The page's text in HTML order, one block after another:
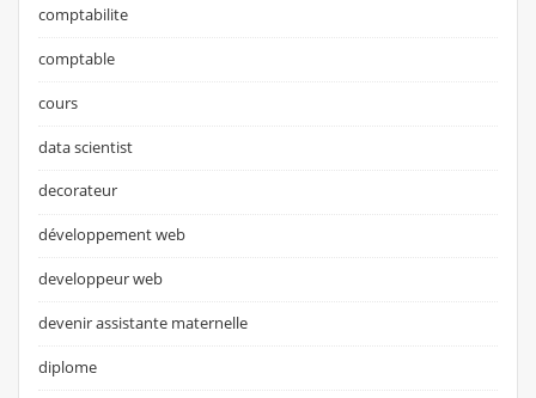
comptabilite
comptable
cours
data scientist
decorateur
développement web
developpeur web
devenir assistante maternelle
diplome